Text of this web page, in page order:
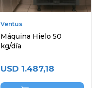
Ventus
Máquina Hielo 50
kg/día
USD 1.487,18